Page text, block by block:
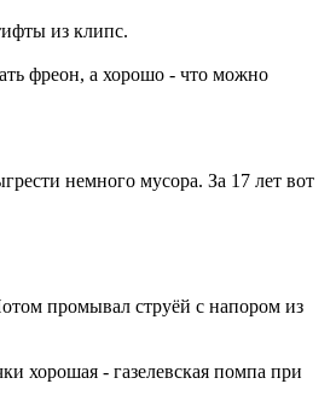
из клипс.
фреон, а хорошо - что можно
немного мусора. За 17 лет вот
промывал струёй с напором из
хорошая - газелевская помпа при